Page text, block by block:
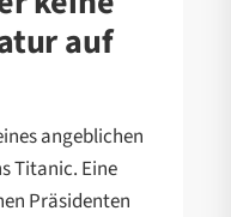
auf
angeblichen
Titanic. Eine
Präsidenten